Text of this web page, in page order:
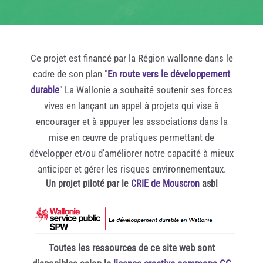
Ce projet est financé par la Région wallonne dans le
cadre de son plan "En route vers le développement
durable" La Wallonie a souhaité soutenir ses forces
vives en lançant un appel à projets qui vise à
encourager et à appuyer les associations dans la
mise en œuvre de pratiques permettant de
développer et/ou d’améliorer notre capacité à mieux
anticiper et gérer les risques environnementaux.
Un projet piloté par le CRIE de Mouscronasbl
Toutes les ressources de ce site web sont